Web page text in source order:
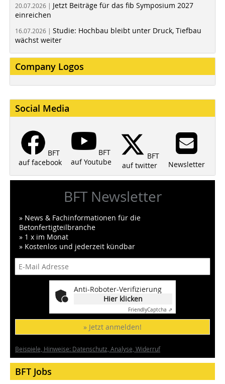
20.07.2026 | Jetzt Beiträge für das fib Symposium 2027
einreichen
16.07.2026 | Studie: Hochbau bleibt unter Druck, Tiefbau
wächst weiter
Company Logos
Social Media
BFT
auf facebook
BFT
auf Youtube
BFT
auf twitter
Newsletter
BFT Newsletter
» News & Fachinformationen für die
Betonfertigteilbranche
» 1 x im Monat
» Kostenlos und jederzeit kündbar
Anti-Roboter-Verifizierung
Hier klicken
FriendlyCaptcha ⇗
» Jetzt anmelden!
Beispiele, Hinweise: Datenschutz, Analyse, Widerruf
BFT Jobs